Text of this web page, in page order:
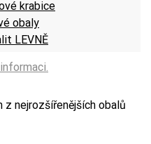
krabice
obaly
LEVNĚ
z nejrozšířenějších obalů